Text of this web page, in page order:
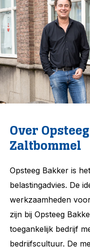
Over
Zaltbommel
Opsteeg Bakker is
belastingadvies. De
werkzaamheden
zijn bij Opsteeg
toegankelijk bedrijf
bedrijfscultuur. De